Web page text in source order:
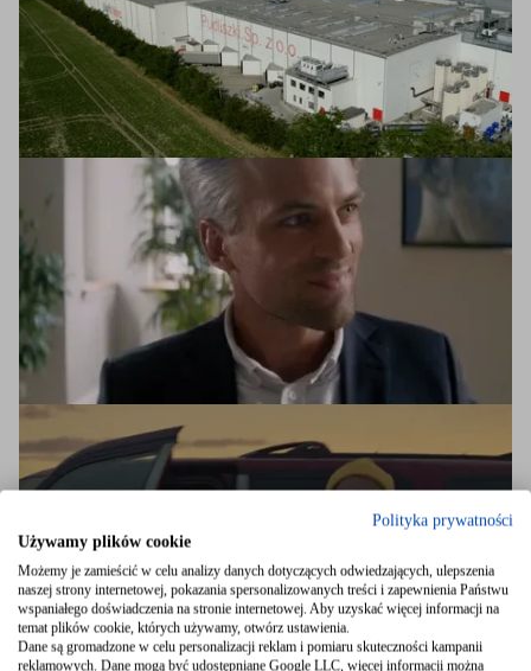
Polityka prywatności
Używamy plików cookie
Możemy je zamieścić w celu analizy danych dotyczących odwiedzających, ulepszenia
naszej strony internetowej, pokazania spersonalizowanych treści i zapewnienia Państwu
wspaniałego doświadczenia na stronie internetowej. Aby uzyskać więcej informacji na
temat plików cookie, których używamy, otwórz ustawienia.
Dane są gromadzone w celu personalizacji reklam i pomiaru skuteczności kampanii
reklamowych. Dane mogą być udostępniane Google LLC, więcej informacji można